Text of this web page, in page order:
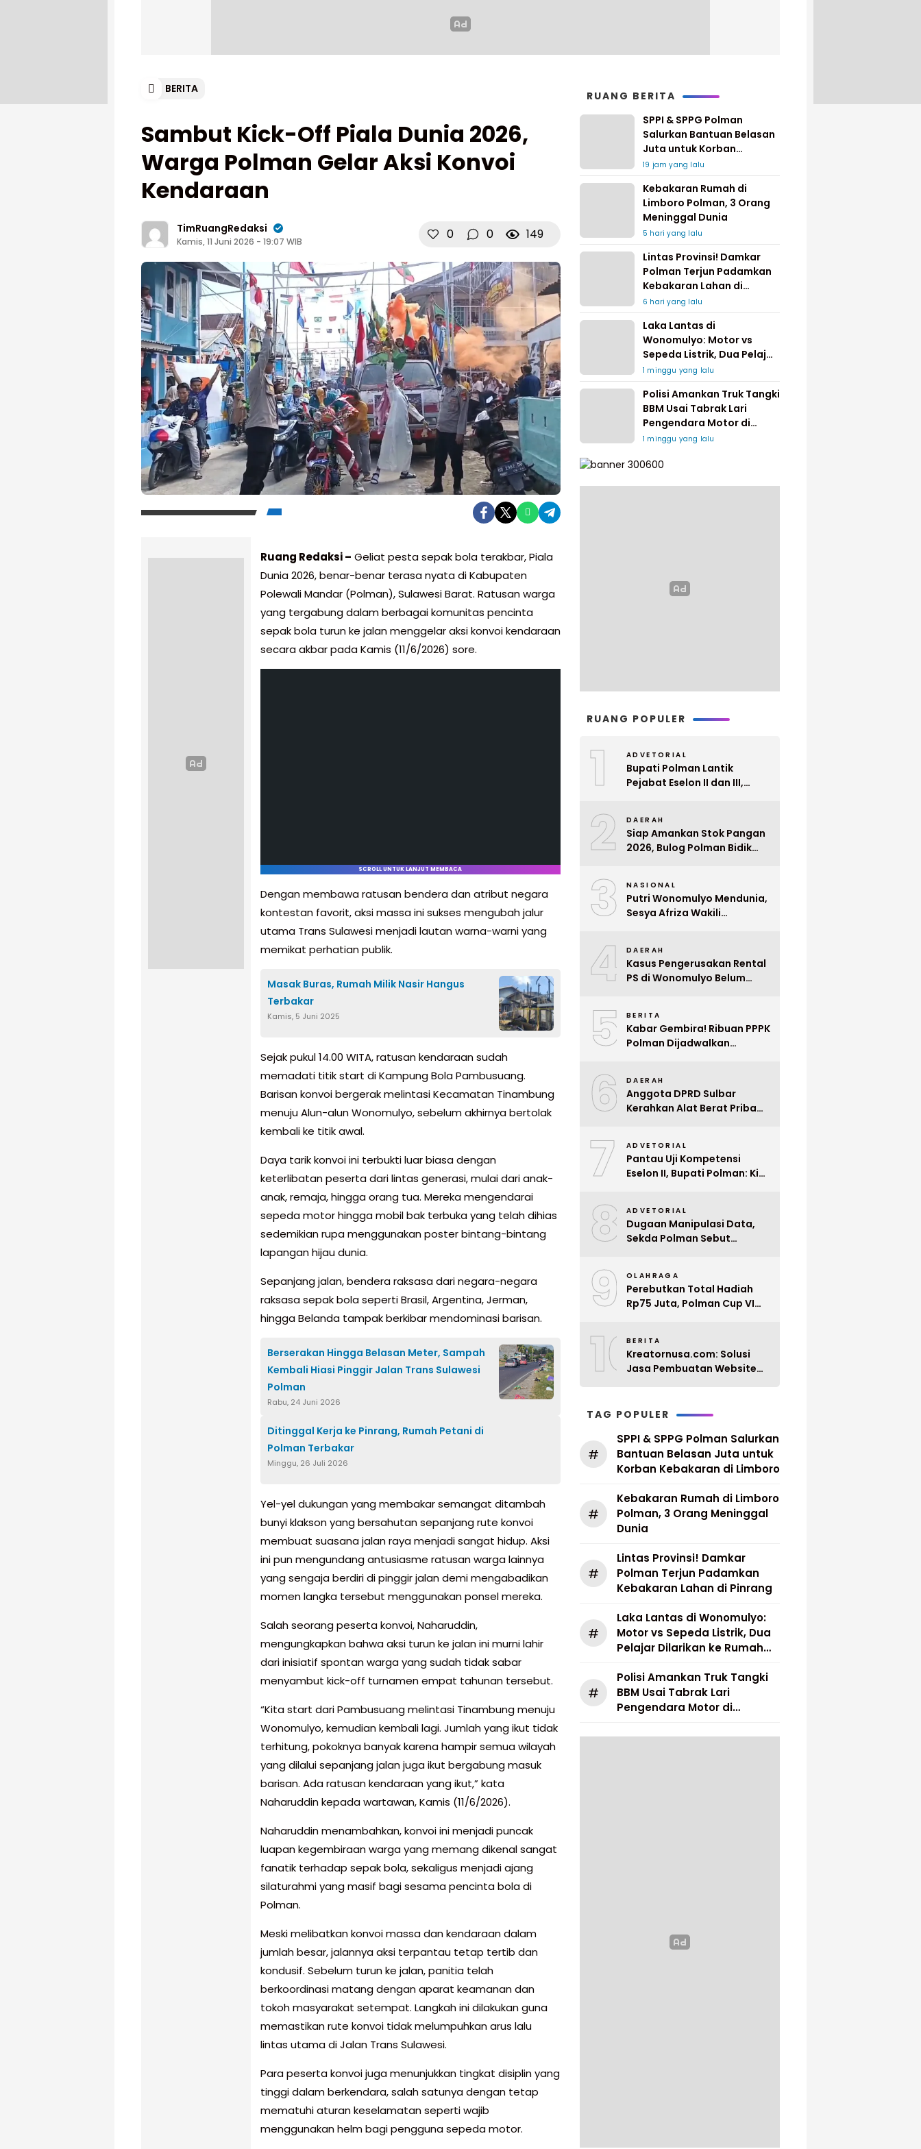
BERITA
Sambut Kick-Off Piala Dunia 2026,
Warga Polman Gelar Aksi Konvoi
Kendaraan
TimRuangRedaksi
Kamis, 11 Juni 2026 - 19:07 WIB 0 0 149
Ruang Redaksi – Geliat pesta sepak bola terakbar, Piala
Dunia 2026, benar-benar terasa nyata di Kabupaten
Polewali Mandar (Polman), Sulawesi Barat. Ratusan warga
yang tergabung dalam berbagai komunitas pencinta
sepak bola turun ke jalan menggelar aksi konvoi kendaraan
secara akbar pada Kamis (11/6/2026) sore.
SCROLL UNTUK LANJUT MEMBACA
Dengan membawa ratusan bendera dan atribut negara
kontestan favorit, aksi massa ini sukses mengubah jalur
utama Trans Sulawesi menjadi lautan warna-warni yang
memikat perhatian publik.
Masak Buras, Rumah Milik Nasir Hangus
Terbakar
Kamis, 5 Juni 2025
Sejak pukul 14.00 WITA, ratusan kendaraan sudah
memadati titik start di Kampung Bola Pambusuang.
Barisan konvoi bergerak melintasi Kecamatan Tinambung
menuju Alun-alun Wonomulyo, sebelum akhirnya bertolak
kembali ke titik awal.
Daya tarik konvoi ini terbukti luar biasa dengan
keterlibatan peserta dari lintas generasi, mulai dari anak-
anak, remaja, hingga orang tua. Mereka mengendarai
sepeda motor hingga mobil bak terbuka yang telah dihias
sedemikian rupa menggunakan poster bintang-bintang
lapangan hijau dunia.
Sepanjang jalan, bendera raksasa dari negara-negara
raksasa sepak bola seperti Brasil, Argentina, Jerman,
hingga Belanda tampak berkibar mendominasi barisan.
Berserakan Hingga Belasan Meter, Sampah
Kembali Hiasi Pinggir Jalan Trans Sulawesi
Polman
Rabu, 24 Juni 2026
Ditinggal Kerja ke Pinrang, Rumah Petani di
Polman Terbakar
Minggu, 26 Juli 2026
Yel-yel dukungan yang membakar semangat ditambah
bunyi klakson yang bersahutan sepanjang rute konvoi
membuat suasana jalan raya menjadi sangat hidup. Aksi
ini pun mengundang antusiasme ratusan warga lainnya
yang sengaja berdiri di pinggir jalan demi mengabadikan
momen langka tersebut menggunakan ponsel mereka.
Salah seorang peserta konvoi, Naharuddin,
mengungkapkan bahwa aksi turun ke jalan ini murni lahir
dari inisiatif spontan warga yang sudah tidak sabar
menyambut kick-off turnamen empat tahunan tersebut.
“Kita start dari Pambusuang melintasi Tinambung menuju
Wonomulyo, kemudian kembali lagi. Jumlah yang ikut tidak
terhitung, pokoknya banyak karena hampir semua wilayah
yang dilalui sepanjang jalan juga ikut bergabung masuk
barisan. Ada ratusan kendaraan yang ikut,” kata
Naharuddin kepada wartawan, Kamis (11/6/2026).
Naharuddin menambahkan, konvoi ini menjadi puncak
luapan kegembiraan warga yang memang dikenal sangat
fanatik terhadap sepak bola, sekaligus menjadi ajang
silaturahmi yang masif bagi sesama pencinta bola di
Polman.
Meski melibatkan konvoi massa dan kendaraan dalam
jumlah besar, jalannya aksi terpantau tetap tertib dan
kondusif. Sebelum turun ke jalan, panitia telah
berkoordinasi matang dengan aparat keamanan dan
tokoh masyarakat setempat. Langkah ini dilakukan guna
memastikan rute konvoi tidak melumpuhkan arus lalu
lintas utama di Jalan Trans Sulawesi.
Para peserta konvoi juga menunjukkan tingkat disiplin yang
tinggi dalam berkendara, salah satunya dengan tetap
mematuhi aturan keselamatan seperti wajib
menggunakan helm bagi pengguna sepeda motor.
RUANG BERITA
SPPI & SPPG Polman
Salurkan Bantuan Belasan
Juta untuk Korban
Kebakaran di Limboro
19 jam yang lalu
Kebakaran Rumah di
Limboro Polman, 3 Orang
Meninggal Dunia
5 hari yang lalu
Lintas Provinsi! Damkar
Polman Terjun Padamkan
Kebakaran Lahan di
Pinrang
6 hari yang lalu
Laka Lantas di
Wonomulyo: Motor vs
Sepeda Listrik, Dua Pelajar
Dilarikan ke Rumah Sakit
1 minggu yang lalu
Polisi Amankan Truk Tangki
BBM Usai Tabrak Lari
Pengendara Motor di
Matakali
1 minggu yang lalu
RUANG POPULER
1 ADVETORIAL
Bupati Polman Lantik
Pejabat Eselon II dan III,
2 DAERAH
Siap Amankan Stok Pangan
2026, Bulog Polman Bidik
3 NASIONAL
Putri Wonomulyo Mendunia,
Sesya Afriza Wakili
4 DAERAH
Kasus Pengerusakan Rental
PS di Wonomulyo Belum
Pelaku
5 BERITA
Kabar Gembira! Ribuan PPPK
Polman Dijadwalkan
6 DAERAH
Anggota DPRD Sulbar
Kerahkan Alat Berat Pribadi
7 ADVETORIAL
Pantau Uji Kompetensi
Eselon II, Bupati Polman: Kita
8 ADVETORIAL
Dugaan Manipulasi Data,
Sekda Polman Sebut
Ditunda
9 OLAHRAGA
Perebutkan Total Hadiah
Rp75 Juta, Polman Cup VI
10BERITA
Kreatornusa.com: Solusi
Jasa Pembuatan Website
TAG POPULER
#
SPPI & SPPG Polman Salurkan
Bantuan Belasan Juta untuk
Korban Kebakaran di Limboro
#
Kebakaran Rumah di Limboro
Polman, 3 Orang Meninggal
Dunia
#
Lintas Provinsi! Damkar
Polman Terjun Padamkan
Kebakaran Lahan di Pinrang
#
Laka Lantas di Wonomulyo:
Motor vs Sepeda Listrik, Dua
Pelajar Dilarikan ke Rumah
#
Polisi Amankan Truk Tangki
BBM Usai Tabrak Lari
Pengendara Motor di